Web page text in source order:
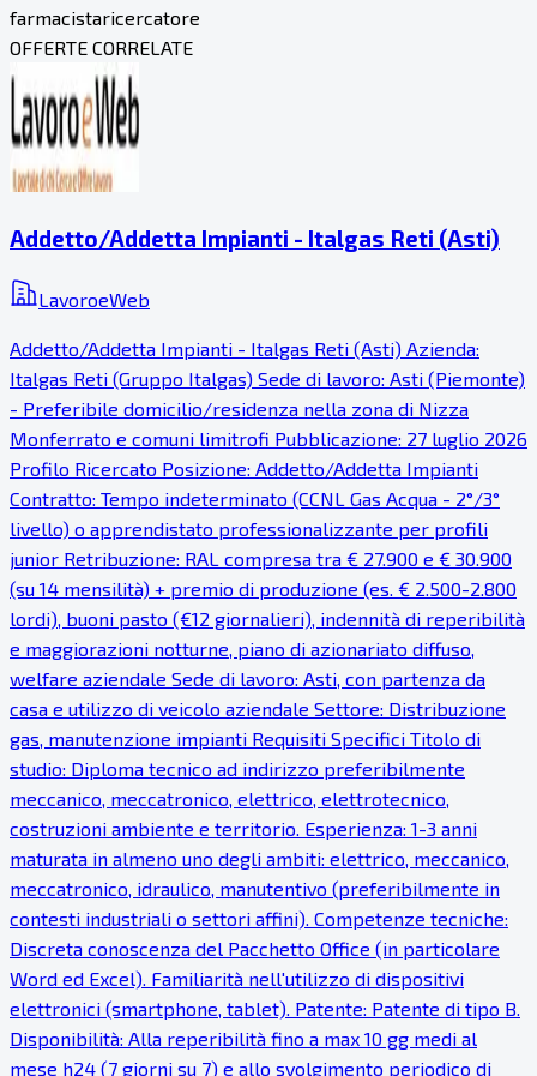
farmacistaricercatore
OFFERTE CORRELATE
Addetto/Addetta Impianti - Italgas Reti (Asti)
LavoroeWeb
Addetto/Addetta Impianti - Italgas Reti (Asti) Azienda:
Italgas Reti (Gruppo Italgas) Sede di lavoro: Asti (Piemonte)
- Preferibile domicilio/residenza nella zona di Nizza
Monferrato e comuni limitrofi Pubblicazione: 27 luglio 2026
Profilo Ricercato Posizione: Addetto/Addetta Impianti
Contratto: Tempo indeterminato (CCNL Gas Acqua - 2°/3°
livello) o apprendistato professionalizzante per profili
junior Retribuzione: RAL compresa tra € 27.900 e € 30.900
(su 14 mensilità) + premio di produzione (es. € 2.500-2.800
lordi), buoni pasto (€12 giornalieri), indennità di reperibilità
e maggiorazioni notturne, piano di azionariato diffuso,
welfare aziendale Sede di lavoro: Asti, con partenza da
casa e utilizzo di veicolo aziendale Settore: Distribuzione
gas, manutenzione impianti Requisiti Specifici Titolo di
studio: Diploma tecnico ad indirizzo preferibilmente
meccanico, meccatronico, elettrico, elettrotecnico,
costruzioni ambiente e territorio. Esperienza: 1-3 anni
maturata in almeno uno degli ambiti: elettrico, meccanico,
meccatronico, idraulico, manutentivo (preferibilmente in
contesti industriali o settori affini). Competenze tecniche:
Discreta conoscenza del Pacchetto Office (in particolare
Word ed Excel). Familiarità nell'utilizzo di dispositivi
elettronici (smartphone, tablet). Patente: Patente di tipo B.
Disponibilità: Alla reperibilità fino a max 10 gg medi al
mese h24 (7 giorni su 7) e allo svolgimento periodico di